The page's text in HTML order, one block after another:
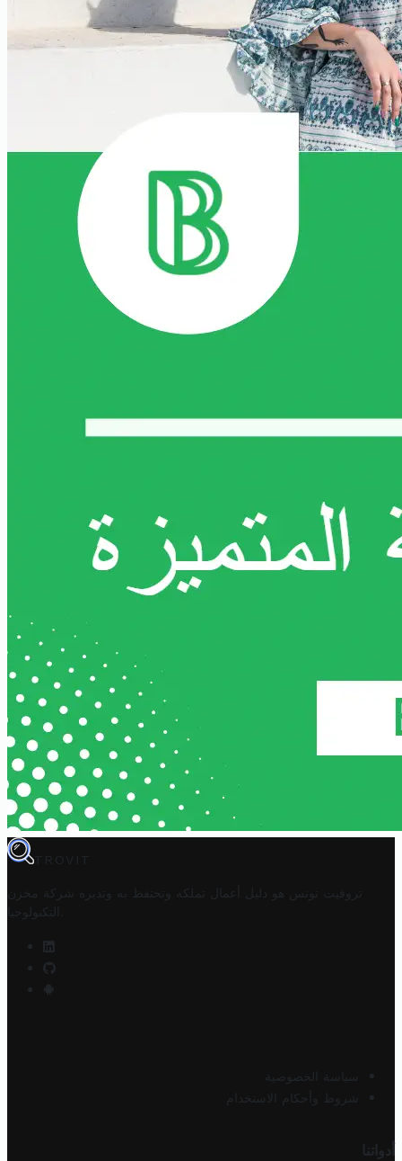
TROVIT
تروفيت تونس هو دليل أعمال تملكه وتحتفظ به وتديره
شركة مخزن
التكنولوجيا
سياسة الخصوصية
شروط وأحكام الاستخدام
أدواتنا